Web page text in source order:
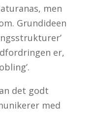
men
Grundideen
er,
det godt
med